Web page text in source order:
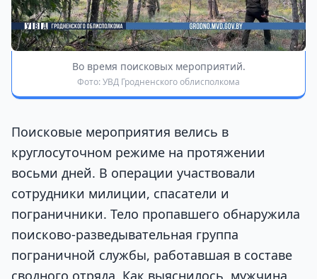
Во время поисковых мероприятий.
Фото: УВД Гродненского облисполкома
Поисковые мероприятия велись в
круглосуточном режиме на протяжении
восьми дней. В операции участвовали
сотрудники милиции, спасатели и
пограничники. Тело пропавшего обнаружила
поисково-разведывательная группа
пограничной службы, работавшая в составе
сводного отряда. Как выяснилось, мужчина